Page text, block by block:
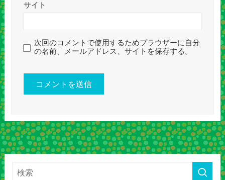
サイト
次回のコメントで使用するためブラウザーに自分
の名前、メールアドレス、サイトを保存する。